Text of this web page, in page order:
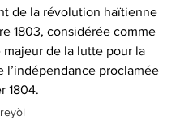
de la révolution haïtienne
1803, considérée comme
majeur de la lutte pour la
l’indépendance proclamée
1804.